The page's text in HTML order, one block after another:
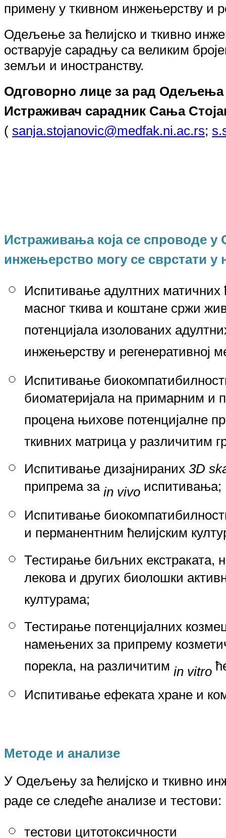
примену у ткивном инжењерству и
Одељење за ћелијско и ткивно
остварује сарадњу са великим
земљи и иностранству.
Одговорно лице за рад Одељења
Истраживач сарадник Сања
( sanja.stojanovic@medfak.ni.ac.rs;
Истраживања која се спроводе у
инжењерство могу се сврстати у
Испитивање адултних матичних
масног ткива и коштане сржи
потенцијала изолованих
инжењерству и регенеративној
Испитивање
биоматеријала на примарним и
процена њихове потенцијалне
ткивних матрица у различитим
Испитивање дизајнираних 3D
припрема за in vivo испитивања;
Испитивање
и перманентним ћелијским
Тестирање биљних екстраката,
лекова и других биолошки
културама;
Тестирање потенцијалних
намењених за припрему
порекла, на различитим in vitro
Испитивање ефеката хране и
Методе и анализе
У Одељењу за ћелијско и ткивно
раде се следеће анализе и тестови:
тестови цитотоксичности